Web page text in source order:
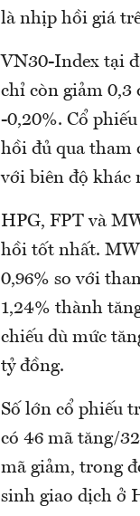
là nhịp hồi giá
VN30-Index tại
chỉ còn giảm 0,3
-0,20%. Cổ
hồi đủ qua tham
với biên độ khác
HPG, FPT và
hồi tốt nhất.
0,96% so với
1,24% thành
chiếu dù mức
tỷ đồng.
Số lớn cổ phiếu
có 46 mã tăng/
mã giảm, trong
sinh giao dịch ở